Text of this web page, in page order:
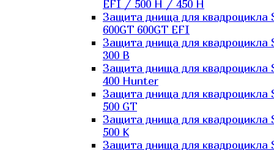
EFI / 500 H / 450 H
Защита днища для квадроцикла
600GT 600GT EFI
Защита днища для квадроцикла
300 B
Защита днища для квадроцикла
400 Hunter
Защита днища для квадроцикла
500 GT
Защита днища для квадроцикла
500 K
Защита днища для квадроцикла